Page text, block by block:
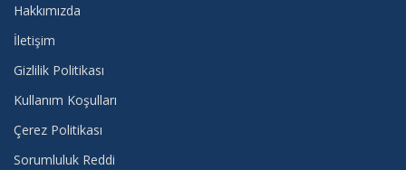
Hakkımızda
İletişim
Gizlilik Politikası
Kullanım Koşulları
Çerez Politikası
Sorumluluk Reddi